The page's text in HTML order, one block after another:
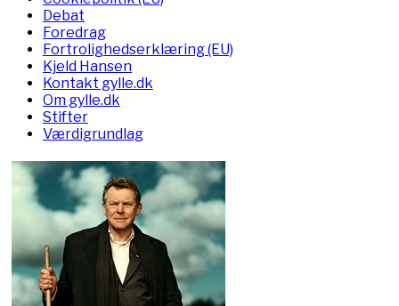
Debat
Foredrag
Fortrolighedserklæring (EU)
Kjeld Hansen
Kontakt gylle.dk
Om gylle.dk
Stifter
Værdigrundlag